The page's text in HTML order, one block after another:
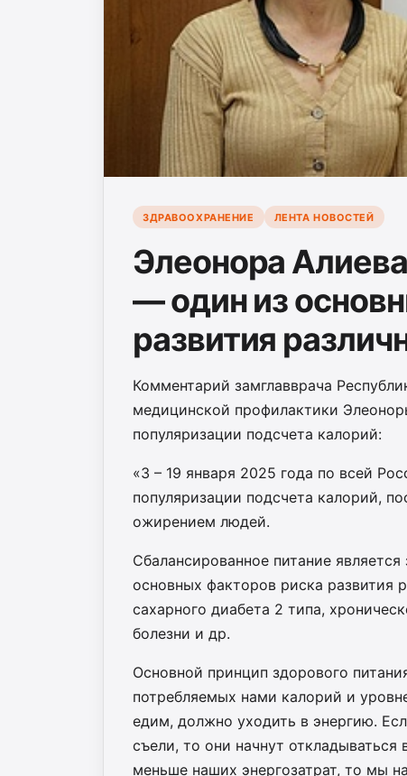
ЗДРАВООХРАНЕНИЕ ЛЕНТА НОВОСТЕЙ
Элеонора
— один из
развития
Комментарий замглавврача
медицинской профилактики
популяризации подсчета калорий:
«3 – 19 января 2025 года по всей
популяризации подсчета калорий,
ожирением людей.
Сбалансированное питание
основных факторов риска развития
сахарного диабета 2 типа,
болезни и др.
Основной принцип здорового
потребляемых нами калорий и
едим, должно уходить в энергию.
съели, то они начнут
меньше наших энергозатрат, то мы